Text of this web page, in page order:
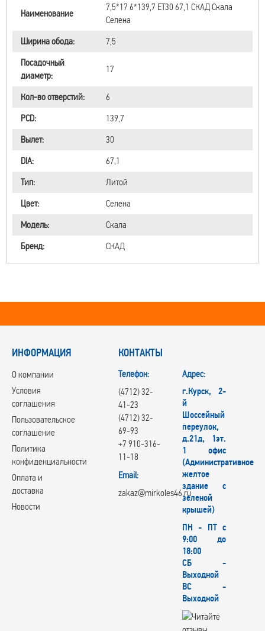
Наименование
7,5*17 6*139,7 ET30 67,1 СКАД Скала
Селена
Ширина обода:
7,5
Посадочный
диаметр:
17
Кол-во отверстий:
6
PCD:
139,7
Вылет:
30
DIA:
67,1
Тип:
Литой
Цвет:
Селена
Модель:
Скала
Бренд:
СКАД
ИНФОРМАЦИЯ
О компании
Условия
соглашения
Пользовательское
соглашение
Политика
конфиденциальности
Оплата и
доставка
Новости
КОНТАКТЫ
Телефон:
(4712) 32-
41-23
(4712) 32-
69-93
+7 910-316-
11-18
Email:
zakaz@mirkoles46.ru
Адрес:
г.Курск, 2-
й
Шоссейный
переулок,
д.21д, 1эт.
1 офис
(Административное
желтое
здание с
зеленой
крышей)
ПН - ПТ с
9:00 до
18:00
СБ -
Выходной
ВС -
Выходной